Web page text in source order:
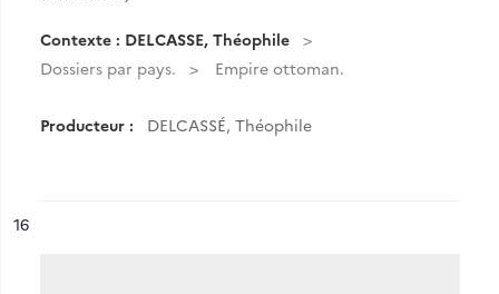
Contexte : DELCASSE, Théophile
Dossiers par pays.
Empire ottoman.
Producteur : DELCASSÉ, Théophile
n°
16